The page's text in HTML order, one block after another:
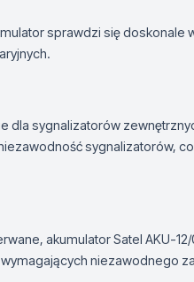
sprawdzi się doskonale
sygnalizatorów
sygnalizatorów,
akumulator Satel AKU-
niezawodnego